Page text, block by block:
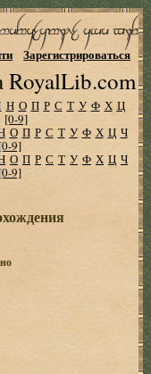
RoyalLib.com
Зарегистрироваться
Н О П Р С Т У Ф Х Ц
[0-9]
О П Р С Т У Ф Х Ц Ч
[0-9]
О П Р С Т У Ф Х Ц Ч
[0-9]